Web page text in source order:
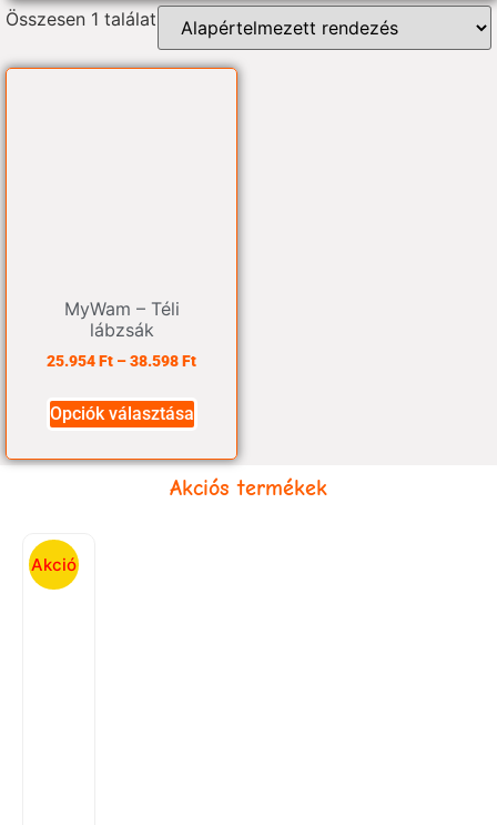
Összesen 1 találat
MyWam – Téli
lábzsák
25.954Ft –38.598Ft
Opciók választása
Akciós termékek
Akció